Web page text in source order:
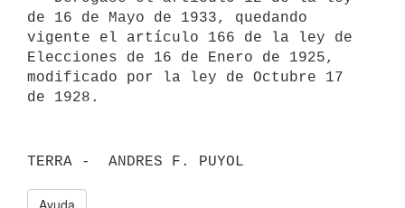
de 16 de Mayo de 1933, quedando
vigente el artículo 166 de la ley de
Elecciones de 16 de Enero de 1925,
modificado por la ley de Octubre 17
de 1928.
TERRA -  ANDRES F. PUYOL
Ayuda